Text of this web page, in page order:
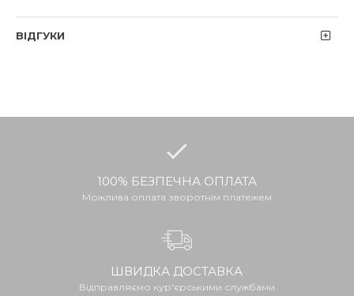
ВІДГУКИ
100% БЕЗПЕЧНА ОПЛАТА
Можлива оплата зворотнім платежем
ШВИДКА ДОСТАВКА
Відправляємо кур'єрськими службами